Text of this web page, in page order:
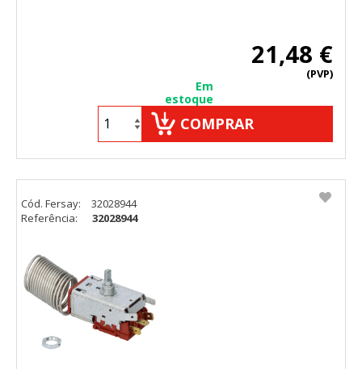
21,48 €
(PVP)
Em
estoque
COMPRAR
Cód. Fersay:
32028944
Referência:
32028944